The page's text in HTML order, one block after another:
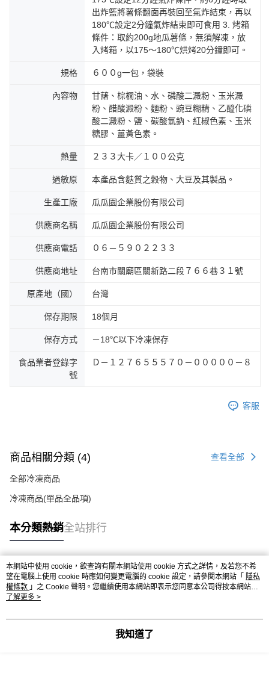
出炸籃將薯條翻面再裝回至氣炸結束，再以
180℃設定2分鐘氣炸結束即可食用 3. 烤箱
條件：取約200g地瓜薯條，無須解凍，放
入烤箱，以175～180℃烘烤20分鐘即可。
規格 ６００g一包，袋裝
內容物
甘藷、棕櫚油、水、磷酸二澱粉、玉米澱
粉、醋酸澱粉、麵粉、豌豆糊精、乙醯化磷
酸二澱粉、鹽、碳酸氫鈉、紅椒色素、玉米
糖膠、薑黃色素。
熱量 ２３３大卡／１００公克
過敏原 本產品含麩質之穀物、大豆及其製品。
生產工廠 瓜瓜園企業股份有限公司
供應商名稱 瓜瓜園企業股份有限公司
供應商電話 ０６－５９０２２３３
供應商地址 台南市關廟區關新路二段７６６巷３１號
原產地（國） 台灣
保存期限 18個月
保存方式 －18℃以下冷凍保存
食品業者登錄字
號
Ｄ－１２７６５５５７０－０００００－８
客服
商品相關分類 (4) 查看全部
全部冷凍商品
冷凍商品(單品全品項)
本分類熱銷全站排行
熱門標籤
本網站中使用 cookie，欲查詢有關本網站使用 cookie 方式之詳情，及若您不希
望在電腦上使用 cookie 時應如何變更電腦的 cookie 設定，請參閱本網站「 隱私
權條款 」之 Cookie 聲明。您繼續使用本網站即表示您同意本公司得按本網站使
用條款之 Cookie 聲明使用 cookie。
了解更多 >
我知道了